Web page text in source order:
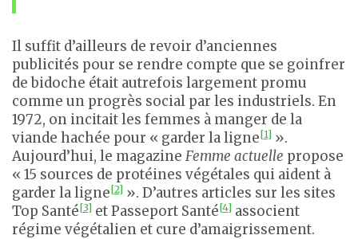
Il suffit d’ailleurs de revoir d’anciennes
publicités pour se rendre compte que se goinfrer
de bidoche était autrefois largement promu
comme un progrès social par les industriels. En
1972, on incitait les femmes à manger de la
viande hachée pour « garder la ligne[1] ».
Aujourd’hui, le magazine Femme actuelle propose
« 15 sources de protéines végétales qui aident à
garder la ligne[2] ». D’autres articles sur les sites
Top Santé[3] et Passeport Santé[4] associent
régime végétalien et cure d’amaigrissement.